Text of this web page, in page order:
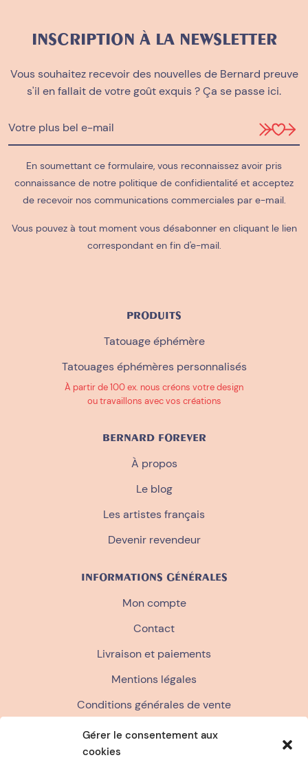
Gérer le consentement aux
cookies
INSCRIPTION À LA NEWSLETTER
Vous souhaitez recevoir des nouvelles de Bernard preuve
s'il en fallait de votre goût exquis ? Ça se passe ici.
En soumettant ce formulaire, vous reconnaissez avoir pris
connaissance de notre politique de confidientalité et acceptez
de recevoir nos communications commerciales par e-mail.
Vous pouvez à tout moment vous désabonner en cliquant le lien
correspondant en fin d'e-mail.
PRODUITS
Tatouage éphémère
Tatouages éphémères personnalisés
À partir de 100 ex. nous créons votre design
ou travaillons avec vos créations
BERNARD FOREVER
À propos
Le blog
Les artistes français
Devenir revendeur
INFORMATIONS GÉNÉRALES
Mon compte
Contact
Livraison et paiements
Mentions légales
Conditions générales de vente
Politique de confidentialité